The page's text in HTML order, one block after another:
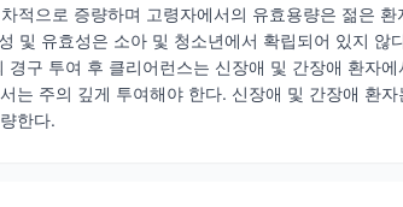
적으로 증량하며 고령자에서의 유효용량은 젊은
및 유효성은 소아 및 청소년에서 확립되어 있지 않
경구 투여 후 클리어런스는 신장애 및 간장애 환자
는 주의 깊게 투여해야 한다. 신장애 및 간장애 환
한다.